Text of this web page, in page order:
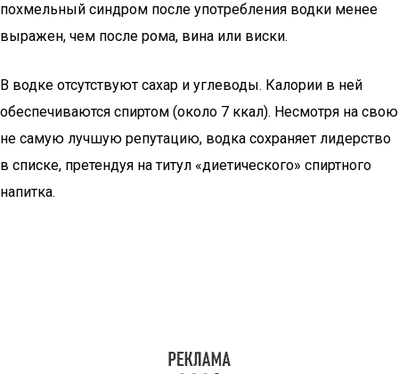
похмельный синдром после употребления водки менее
выражен, чем после рома, вина или виски.
В водке отсутствуют сахар и углеводы. Калории в ней
обеспечиваются спиртом (около 7 ккал). Несмотря на свою
не самую лучшую репутацию, водка сохраняет лидерство
в списке, претендуя на титул «диетического» спиртного
напитка.